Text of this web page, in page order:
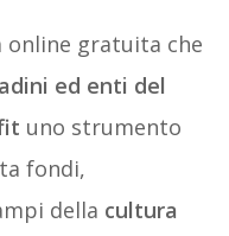
gratuita che
ed enti del
uno strumento
fondi,
della cultura